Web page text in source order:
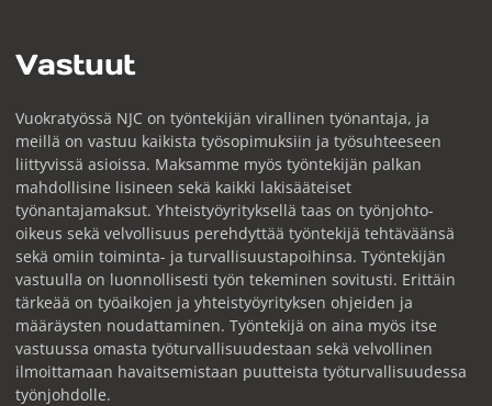
Vastuut
Vuokratyössä NJC on työntekijän virallinen työnantaja, ja
meillä on vastuu kaikista työsopimuksiin ja työsuhteeseen
liittyvissä asioissa. Maksamme myös työntekijän palkan
mahdollisine lisineen sekä kaikki lakisääteiset
työnantajamaksut. Yhteistyöyrityksellä taas on työnjohto-
oikeus sekä velvollisuus perehdyttää työntekijä tehtäväänsä
sekä omiin toiminta- ja turvallisuustapoihinsa. Työntekijän
vastuulla on luonnollisesti työn tekeminen sovitusti. Erittäin
tärkeää on työaikojen ja yhteistyöyrityksen ohjeiden ja
määräysten noudattaminen. Työntekijä on aina myös itse
vastuussa omasta työturvallisuudestaan sekä velvollinen
ilmoittamaan havaitsemistaan puutteista työturvallisuudessa
työnjohdolle.